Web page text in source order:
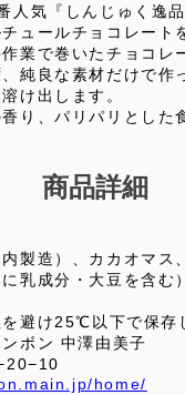
人気『しんじゅく逸
ュールチョコレート
業で巻いたチョコレ
純良な素材だけで作
け出します。
り、パリパリとした
商品詳細
製造）、カカオマス
乳成分・大豆を含む）
避け25℃以下で保存
ボン 中澤由美子
home/